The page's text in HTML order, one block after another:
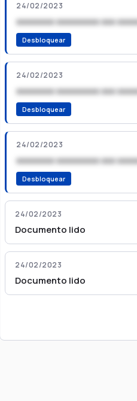
24/02/2023
xxxxxxxx xxxxxxxxx xxx
Desbloquear
24/02/2023
xxxxxxxx xxxxxxxxx xxx
Desbloquear
24/02/2023
xxxxxxxx xxxxxxxxx xxx
Desbloquear
24/02/2023
Documento lido
24/02/2023
Documento lido